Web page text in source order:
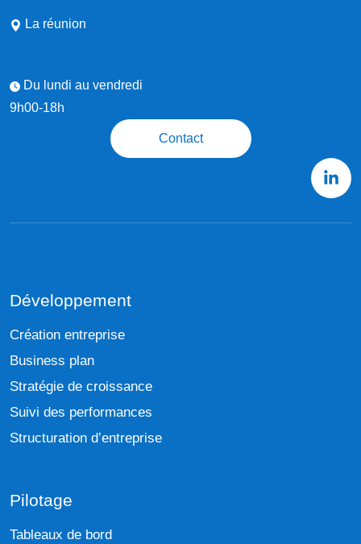
La réunion
Du lundi au vendredi
9h00-18h
Contact
Développement
Création entreprise
Business plan
Stratégie de croissance
Suivi des performances
Structuration d’entreprise
Pilotage
Tableaux de bord